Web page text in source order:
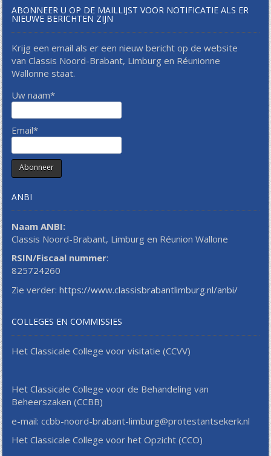
ABONNEER U OP DE MAILLIJST VOOR NOTIFICATIE ALS ER
NIEUWE BERICHTEN ZIJN
Krijg een email als er een nieuw bericht op de website
van Classis Noord-Brabant, Limburg en Réunionne
Wallonne staat.
Uw naam*
Email*
ANBI
Naam ANBI:
Classis Noord-Brabant, Limburg en Réunion Wallone
RSIN/Fiscaal nummer:
825724260
Zie verder:https://www.classisbrabantlimburg.nl/anbi/
COLLEGES EN COMMISSIES
Het Classicale College voor visitatie (CCVV)
Het Classicale College voor de Behandeling van
Beheerszaken (CCBB)
e-mail: ccbb-noord-brabant-limburg@protestantsekerk.nl
Het Classicale College voor het Opzicht (CCO)